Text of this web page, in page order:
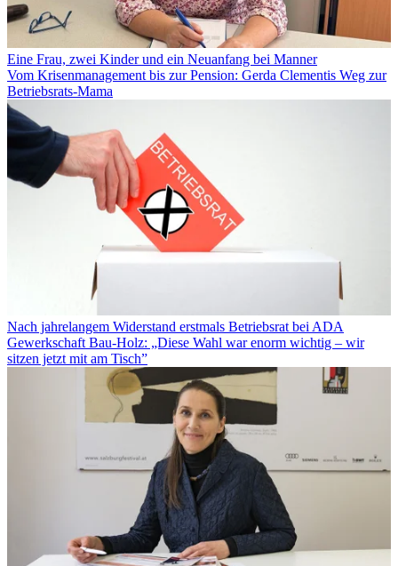
Eine Frau, zwei Kinder und ein Neuanfang bei Manner
Vom Krisenmanagement bis zur Pension: Gerda Clementis Weg zur
Betriebsrats-Mama
Nach jahrelangem Widerstand erstmals Betriebsrat bei ADA
Gewerkschaft Bau-Holz: „Diese Wahl war enorm wichtig – wir
sitzen jetzt mit am Tisch”